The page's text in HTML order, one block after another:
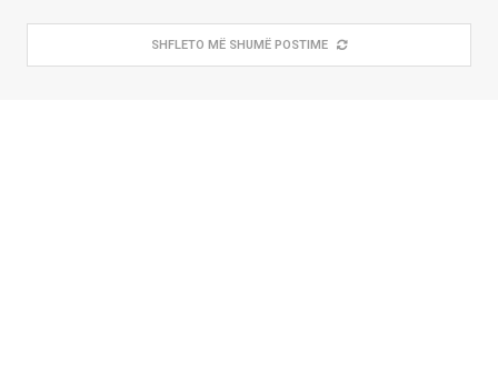
SHFLETO MË SHUMË POSTIME